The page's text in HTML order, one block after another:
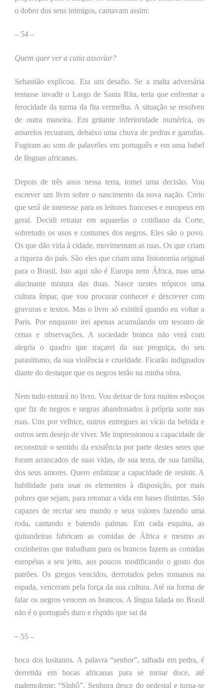
o dobro dos seus inimigos, cantavam assim:
– 54 –
Quem quer ver a cutia assoviar?
Sebastião explicou. Era um desafio. Se a malta adversária
tentasse invadir o Largo de Santa Rita, teria que enfrentar a
ferocidade da turma da fita vermelha. A situação se resolveu
de outra maneira. Em gritante inferioridade numérica, os
amarelos recuaram, debaixo uma chuva de pedras e garrafas.
Fugiram ao som de palavrões em português e em uma babel
de línguas africanas.
Depois de três anos nessa terra, tomei uma decisão. Vou
escrever um livro sobre o nascimento da nova nação. Creio
que será de interesse para os leitores franceses e europeus em
geral. Decidi retratar em aquarelas o cotidiano da Corte,
sobretudo os usos e costumes dos negros. Eles são o povo.
Os que dão vida à cidade, movimentam as ruas. Os que criam
a riqueza do país. São eles quecriam uma fisionomia original
para o Brasil. Isto aqui não é Europa nem África, mas uma
alucinante mistura das duas. Nasce nestes trópicos uma
cultura ímpar, que vou procurar conhecer e descrever com
gravuras e textos. Mas o livro só existirá quando eu voltar a
Paris. Por enquanto irei apenas acumulando um tesouro de
cenas e observações. A sociedade branca não verá com
alegria o quadro que traçarei da sua preguiça, do seu
parasitismo, da sua violência e crueldade. Ficarão indignados
diante do destaque que os negros terão na minha obra.
Nem tudo entrará no livro. Vou deixar de fora muitos esboços
que fiz de negros e negras abandonados à própria sorte nas
ruas. Uns por velhice, outros entregues ao vício da bebida e
outros sem desejo de viver. Me impressionou a capacidade de
reconstruir o sentido da existência por parte destes seres que
foram arrancados de suas vidas, de sua terra, de sua família,
dos seus amores. Quero enfatizar a capacidade de resistir. A
habilidade para usar os elementos à disposição, por mais
pobres que sejam, para retomar a vida em bases distintas. São
capazes de recriar seu mundo e seus valores fazendo uma
roda, cantando e batendo palmas. Em cada esquina, as
quitandeiras fabricam as comidas de África e mesmo as
cozinheiras que trabalham para os brancos fazem as comidas
européias a seu jeito, aos poucos modificando o gosto dos
patrões. Os gregos vencidos, derrotados pelos romanos na
espada, venceram pela força da sua cultura. Até na forma de
falar os negrosvencem os brancos. A língua falada no Brasil
não é o português duro e ríspido que sai da
– 55 –
boca dos lusitanos. A palavra “senhor”, talhada em pedra, é
derretida em bocas africanas para se tornar doce, até
malemolente: “Sinhô”. Senhora desce do pedestal e torna-se